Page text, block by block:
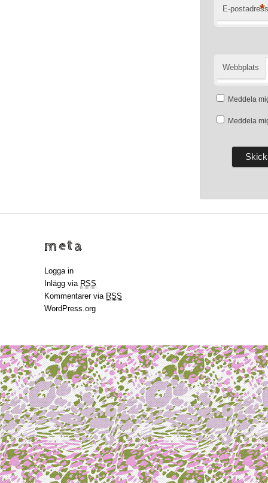
E-postadress
*
Webbplats
Meddela
Meddela
meta
Logga in
Inlägg via RSS
Kommentarer via RSS
WordPress.org